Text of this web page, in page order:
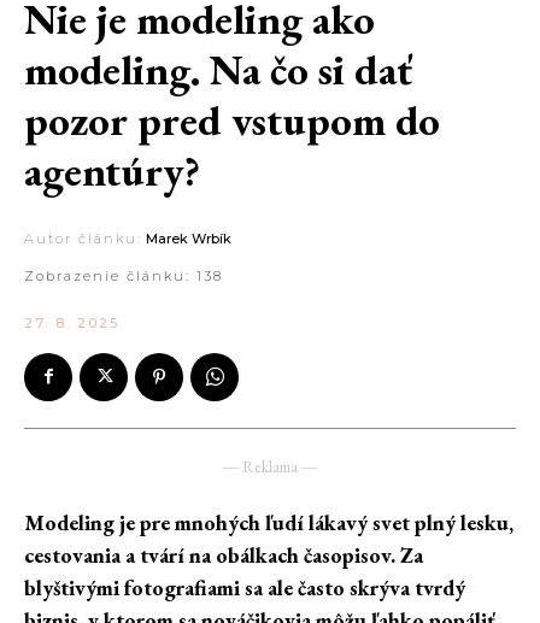
Nie je modeling ako
modeling. Na čo si dať
pozor pred vstupom do
agentúry?
Autor článku: Marek Wrbík
Zobrazenie článku: 138
27. 8. 2025
― Reklama ―
Modeling je pre mnohých ľudí lákavý svet plný lesku,
cestovania a tvárí na obálkach časopisov. Za
blyštivými fotografiami sa ale často skrýva tvrdý